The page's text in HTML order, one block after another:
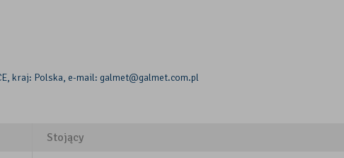
kraj: Polska, e-mail: galmet@galmet.com.pl
Stojący